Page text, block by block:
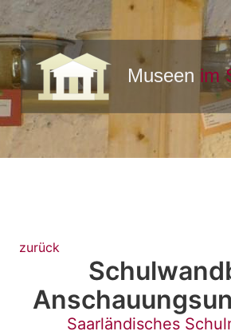
zurück
Saarländisches